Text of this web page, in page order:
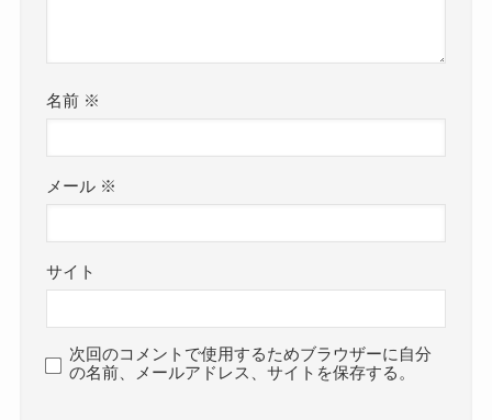
名前 ※
メール ※
サイト
次回のコメントで使用するためブラウザーに自分
の名前、メールアドレス、サイトを保存する。